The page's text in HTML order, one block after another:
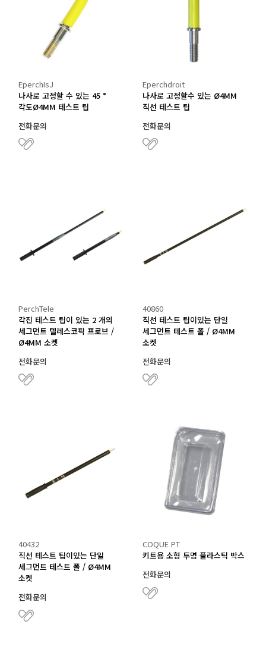
EperchIsJ
나사로 고정할 수 있는 45 °
각도Ø4MM 테스트 팁
전화문의
Eperchdroit
나사로 고정할수 있는 Ø4MM
직선 테스트 팁
전화문의
PerchTele
각진 테스트 팁이 있는 2 개의
세그먼트 텔레스코픽 프로브 /
Ø4MM 소켓
전화문의
40860
직선 테스트 팁이있는 단일
세그먼트 테스트 폴 / Ø4MM
소켓
전화문의
40432
직선 테스트 팁이있는 단일
세그먼트 테스트 폴 / Ø4MM
소켓
전화문의
COQUE PT
키트용 소형 투명 플라스틱 박스
전화문의